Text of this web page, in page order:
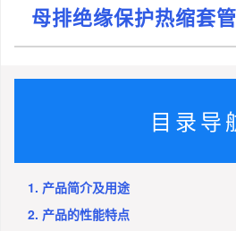
母排绝缘保护热缩套
目录导
1. 产品简介及用途
2. 产品的性能特点